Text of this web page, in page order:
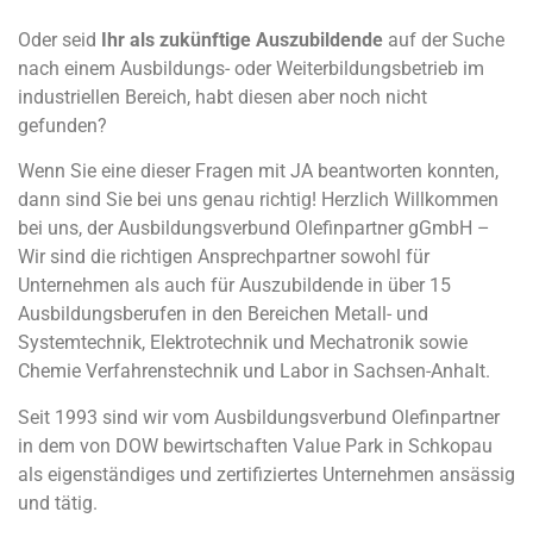
Oder seid Ihr als zukünftige Auszubildende auf der Suche
nach einem Ausbildungs- oder Weiterbildungsbetrieb im
industriellen Bereich, habt diesen aber noch nicht
gefunden?
Wenn Sie eine dieser Fragen mit JA beantworten konnten,
dann sind Sie bei uns genau richtig! Herzlich Willkommen
bei uns, der Ausbildungsverbund Olefinpartner gGmbH –
Wir sind die richtigen Ansprechpartner sowohl für
Unternehmen als auch für Auszubildende in über 15
Ausbildungsberufen in den Bereichen Metall- und
Systemtechnik, Elektrotechnik und Mechatronik sowie
Chemie Verfahrenstechnik und Labor in Sachsen-Anhalt.
Seit 1993 sind wir vom Ausbildungsverbund Olefinpartner
in dem von DOW bewirtschaften Value Park in Schkopau
als eigenständiges und zertifiziertes Unternehmen ansässig
und tätig.